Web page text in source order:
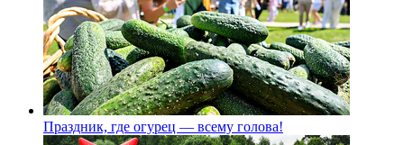
Праздник, где огурец — всему голова!